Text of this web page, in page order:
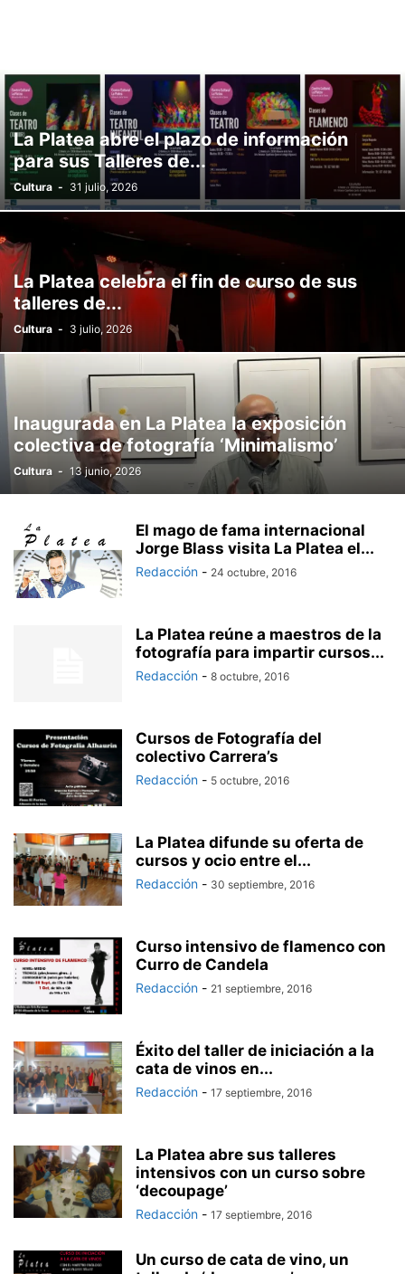
La Platea abre el plazo de información
para sus Talleres de...
Cultura - 31 julio, 2026
La Platea celebra el fin de curso de sus
talleres de...
Cultura - 3 julio, 2026
Inaugurada en La Platea la exposición
colectiva de fotografía ‘Minimalismo’
Cultura - 13 junio, 2026
El mago de fama internacional
Jorge Blass visita La Platea el...
Redacción - 24 octubre, 2016
La Platea reúne a maestros de la
fotografía para impartir cursos...
Redacción - 8 octubre, 2016
Cursos de Fotografía del
colectivo Carrera’s
Redacción - 5 octubre, 2016
La Platea difunde su oferta de
cursos y ocio entre el...
Redacción - 30 septiembre, 2016
Curso intensivo de flamenco con
Curro de Candela
Redacción - 21 septiembre, 2016
Éxito del taller de iniciación a la
cata de vinos en...
Redacción - 17 septiembre, 2016
La Platea abre sus talleres
intensivos con un curso sobre
‘decoupage’
Redacción - 17 septiembre, 2016
Un curso de cata de vino, un